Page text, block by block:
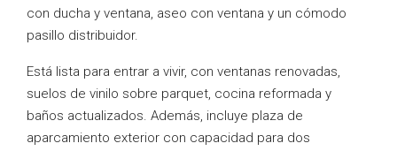
con ducha y ventana, aseo con ventana y un cómodo
pasillo distribuidor.
Está lista para entrar a vivir, con ventanas renovadas,
suelos de vinilo sobre parquet, cocina reformada y
baños actualizados. Además, incluye plaza de
aparcamiento exterior con capacidad para dos